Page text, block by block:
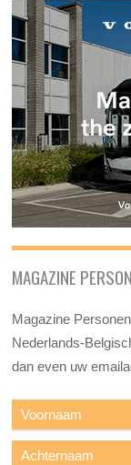
MAGAZINE
Magazine
Nederlands-
dan even uw